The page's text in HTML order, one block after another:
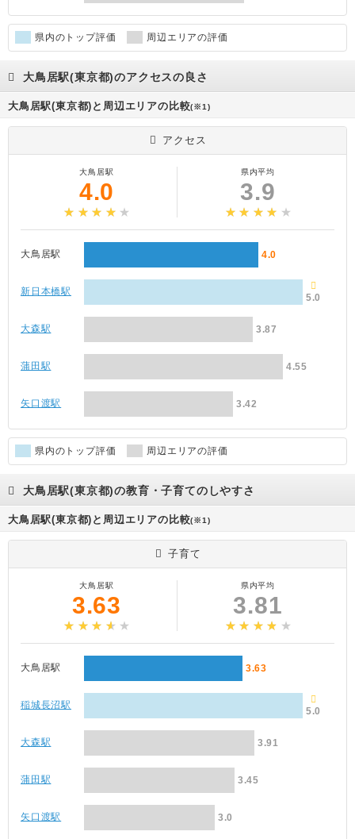
県内のトップ評価 周辺エリアの評価
大鳥居駅(東京都)のアクセスの良さ
大鳥居駅(東京都)と周辺エリアの比較(※1)
アクセス
大鳥居駅
4.0
県内平均
3.9
大鳥居駅 4.0
新日本橋駅
5.0
大森駅 3.87
蒲田駅 4.55
矢口渡駅 3.42
県内のトップ評価 周辺エリアの評価
大鳥居駅(東京都)の教育・子育てのしやすさ
大鳥居駅(東京都)と周辺エリアの比較(※1)
子育て
大鳥居駅
3.63
県内平均
3.81
大鳥居駅 3.63
稲城長沼駅
5.0
大森駅 3.91
蒲田駅 3.45
矢口渡駅 3.0